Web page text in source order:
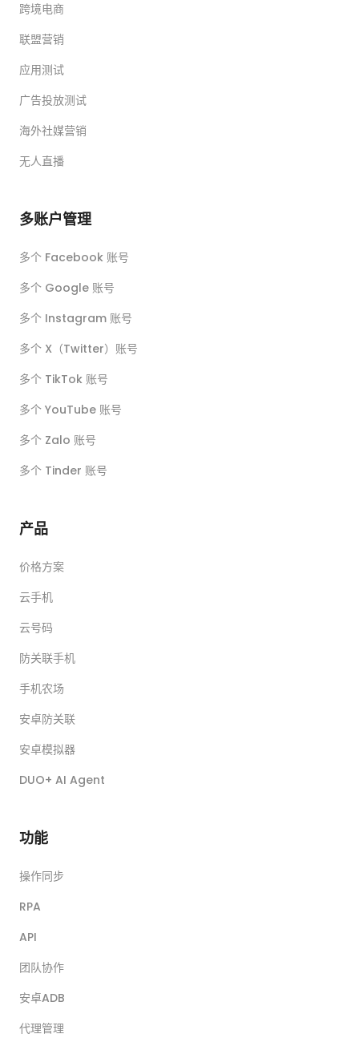
跨境电商
联盟营销
应用测试
广告投放测试
海外社媒营销
无人直播
多账户管理
多个 Facebook 账号
多个 Google 账号
多个 Instagram 账号
多个 X（Twitter）账号
多个 TikTok 账号
多个 YouTube 账号
多个 Zalo 账号
多个 Tinder 账号
产品
价格方案
云手机
云号码
防关联手机
手机农场
安卓防关联
安卓模拟器
DUO+ AI Agent
功能
操作同步
RPA
API
团队协作
安卓ADB
代理管理